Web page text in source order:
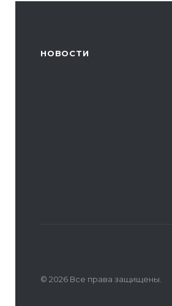
НОВОСТИ
© 2026 Все права защищены.